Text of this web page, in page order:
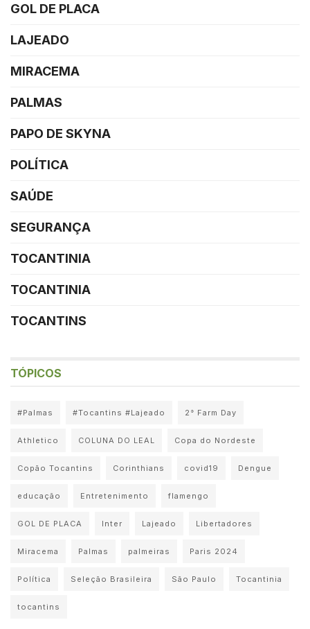
GOL DE PLACA
LAJEADO
MIRACEMA
PALMAS
PAPO DE SKYNA
POLÍTICA
SAÚDE
SEGURANÇA
TOCANTINIA
TOCANTINIA
TOCANTINS
TÓPICOS
#Palmas #Tocantins #Lajeado 2° Farm Day
Athletico COLUNA DO LEAL Copa do Nordeste
Copão Tocantins Corinthians covid19 Dengue
educação Entretenimento flamengo
GOL DE PLACA Inter Lajeado Libertadores
Miracema Palmas palmeiras Paris 2024
Política Seleção Brasileira São Paulo Tocantinia
tocantins